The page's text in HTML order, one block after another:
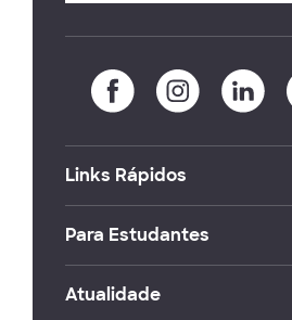
Links Rápidos
Para Estudantes
Atualidade